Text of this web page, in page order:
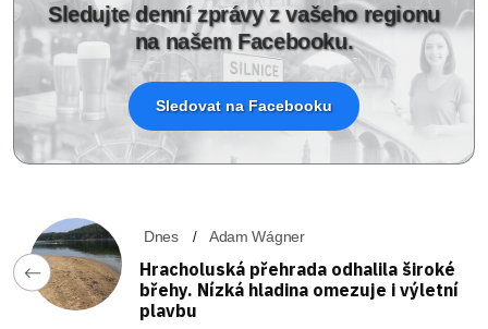
Sledujte denní zprávy z vašeho regionu
na našem Facebooku.
Sledovat na Facebooku
Dnes Adam Wágner
Hracholuská přehrada odhalila široké
břehy. Nízká hladina omezuje i výletní
plavbu